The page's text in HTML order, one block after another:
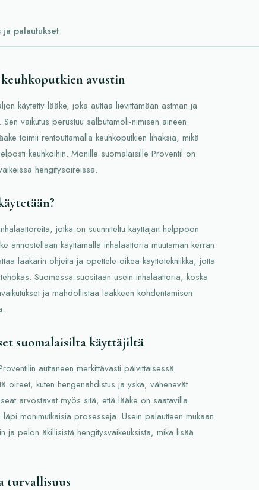
ja palautukset
avustin
käytetty lääke, joka auttaa lievittämään astman ja
vaikutus perustuu salbutamoli-nimisen aineen
toimii rentouttamalla keuhkoputkien lihaksia, mikä
keuhkoihin. Monille suomalaisille Proventil on
hengitysoireissa.
jotka on suunniteltu käyttäjän helppoon
annostellaan käyttämällä inhalaattoria muutaman kerran
lääkärin ohjeita ja opettele oikea käyttötekniikka, jotta
Suomessa suositaan usein inhalaattoria, koska
ja mahdollistaa lääkkeen kohdentamisen
suomalaisilta käyttäjiltä
auttaneen merkittävästi päivittäisessä
oireet, kuten hengenahdistus ja yskä, vähenevät
arvostavat myös sitä, että lääke on saatavilla
monimutkaisia prosesseja. Usein palautteen mukaan
ja pelon äkillisistä hengitysvaikeuksista, mikä lisää
turvallisuus